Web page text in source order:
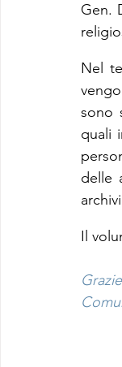
Gen.
Nel
sono
quali
delle
Il